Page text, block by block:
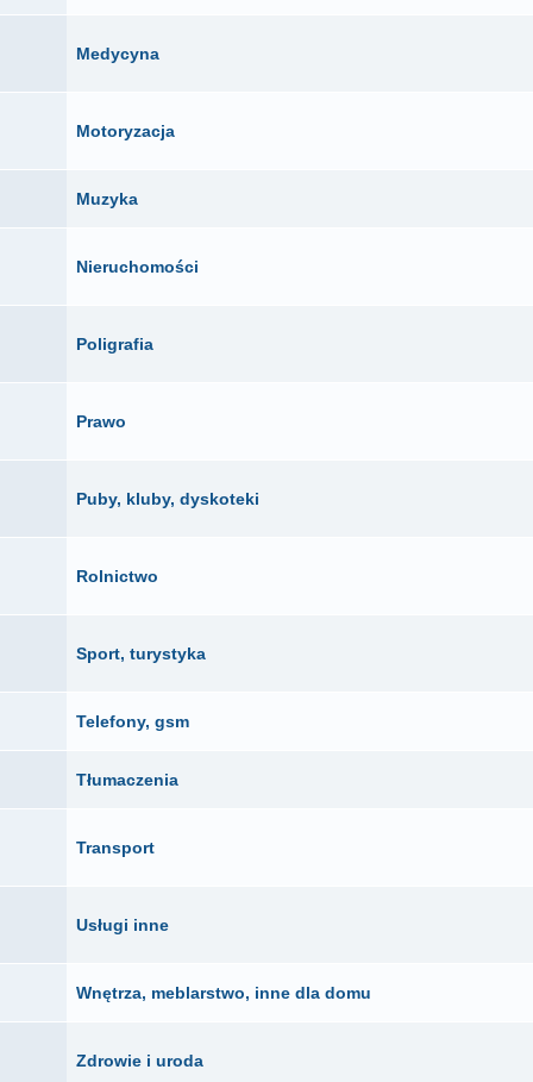
Medycyna
Motoryzacja
Muzyka
Nieruchomości
Poligrafia
Prawo
Puby, kluby, dyskoteki
Rolnictwo
Sport, turystyka
Telefony, gsm
Tłumaczenia
Transport
Usługi inne
Wnętrza, meblarstwo, inne dla domu
Zdrowie i uroda